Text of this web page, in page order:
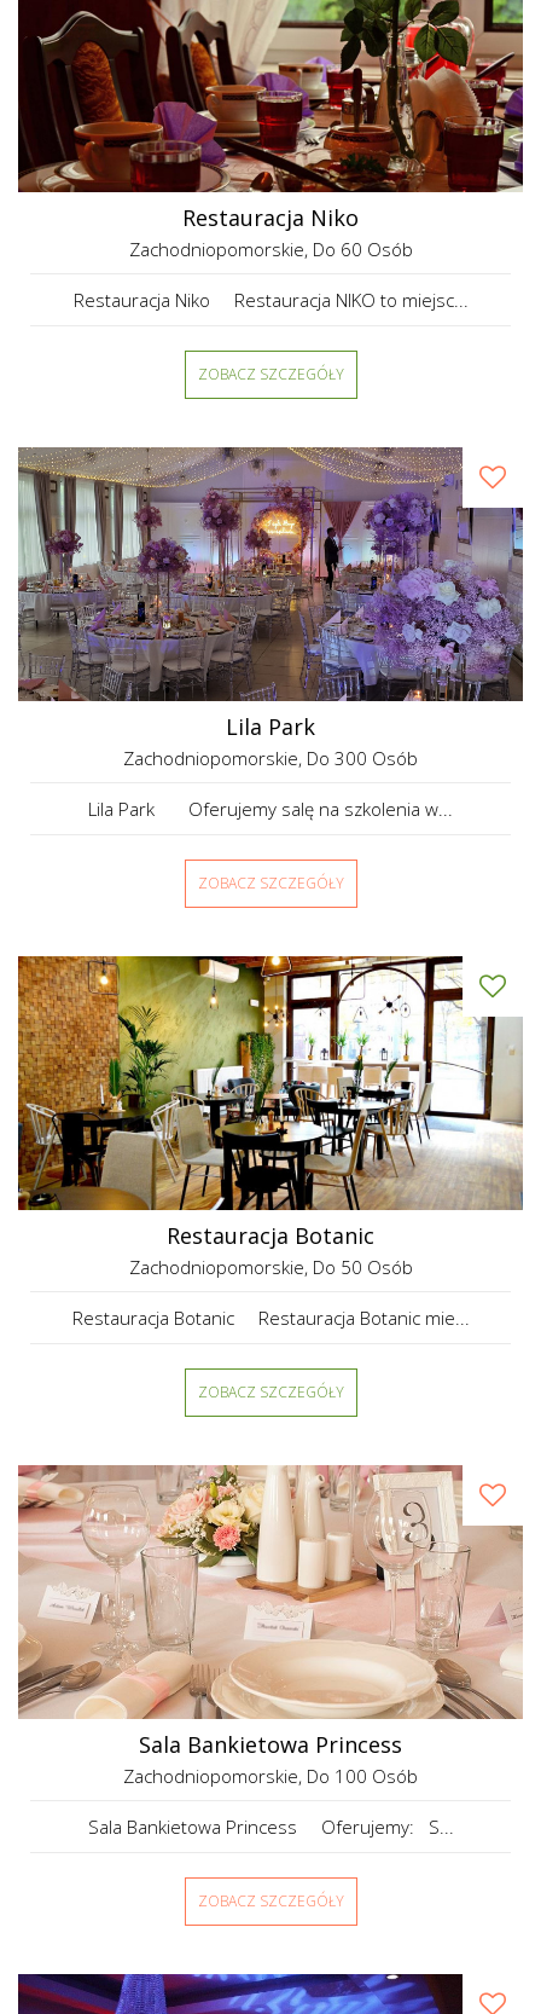
Restauracja Niko
Zachodniopomorskie, Do 60 Osób
Restauracja Niko Restauracja NIKO to miejsc...
ZOBACZ SZCZEGÓŁY
Lila Park
Zachodniopomorskie, Do 300 Osób
Lila Park Oferujemy salę na szkolenia w...
ZOBACZ SZCZEGÓŁY
Restauracja Botanic
Zachodniopomorskie, Do 50 Osób
Restauracja Botanic Restauracja Botanic mie...
ZOBACZ SZCZEGÓŁY
Sala Bankietowa Princess
Zachodniopomorskie, Do 100 Osób
Sala Bankietowa Princess Oferujemy: S...
ZOBACZ SZCZEGÓŁY